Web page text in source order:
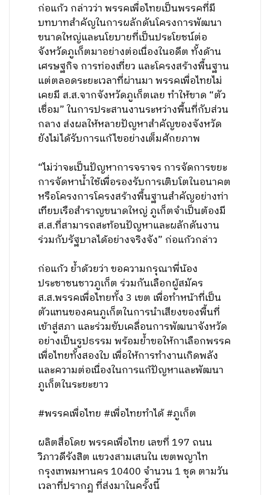
ก่อแก้ว กล่าวว่า พรรคเพื่อไทยเป็นพรรคที่มี
บทบาทสำคัญในการผลักดันโครงการพัฒนา
ขนาดใหญ่และนโยบายที่เป็นประโยชน์ต่อ
จังหวัดภูเก็ตมาอย่างต่อเนื่องในอดีต ทั้งด้าน
เศรษฐกิจ การท่องเที่ยว และโครงสร้างพื้นฐาน
แต่ตลอดระยะเวลาที่ผ่านมา พรรคเพื่อไทยไม่
เคยมี ส.ส.จากจังหวัดภูเก็ตเลย ทำให้ขาด “ตัว
เชื่อม” ในการประสานงานระหว่างพื้นที่กับส่วน
กลาง ส่งผลให้หลายปัญหาสำคัญของจังหวัด
ยังไม่ได้รับการแก้ไขอย่างเต็มศักยภาพ
“ไม่ว่าจะเป็นปัญหาการจราจร การจัดการขยะ
การจัดหาน้ำใช้เพื่อรองรับการเติบโตในอนาคต
หรือโครงการโครงสร้างพื้นฐานสำคัญอย่างท่า
เทียบเรือสำราญขนาดใหญ่ ภูเก็ตจำเป็นต้องมี
ส.ส.ที่สามารถสะท้อนปัญหาและผลักดันงาน
ร่วมกับรัฐบาลได้อย่างจริงจัง” ก่อแก้วกล่าว
ก่อแก้ว ย้ำด้วยว่า ขอความกรุณาพี่น้อง
ประชาชนชาวภูเก็ต ร่วมกันเลือกผู้สมัคร
ส.ส.พรรคเพื่อไทยทั้ง 3 เขต เพื่อทำหน้าที่เป็น
ตัวแทนของคนภูเก็ตในการนำเสียงของพื้นที่
เข้าสู่สภา และร่วมขับเคลื่อนการพัฒนาจังหวัด
อย่างเป็นรูปธรรม พร้อมย้ำขอให้กาเลือกพรรค
เพื่อไทยทั้งสองใบ เพื่อให้การทำงานเกิดพลัง
และความต่อเนื่องในการแก้ปัญหาและพัฒนา
ภูเก็ตในระยะยาว
#พรรคเพื่อไทย #เพื่อไทยทำได้ #ภูเก็ต
ผลิตสื่อโดย พรรคเพื่อไทย เลขที่ 197 ถนน
วิภาวดีรังสิต แขวงสามเสนใน เขตพญาไท
กรุงเทพมหานคร 10400 จำนวน 1 ชุด ตามวัน
เวลาที่ปรากฏ ที่ส่งมาในครั้งนี้